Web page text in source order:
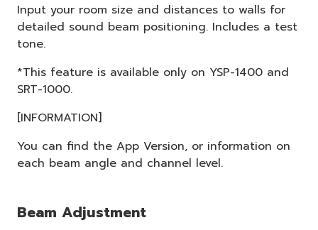
Input your room size and distances to walls for
detailed sound beam positioning. Includes a test
tone.
*This feature is available only on YSP-1400 and
SRT-1000.
[INFORMATION]
You can find the App Version, or information on
each beam angle and channel level.
Beam Adjustment